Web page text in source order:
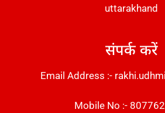
uttarakhand
संपर्क करें
Email Address :-
Mobile No :-